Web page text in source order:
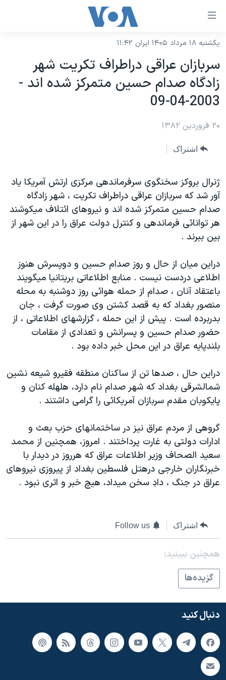
لینکهای
دسترسی
جهش
محتوای
اصلی
به
صفحه
به
جستجو
نسخه سبک وب‌سایت
موضوع ها
آمریکا
جهان
گزیده‌ها
ویژه برنامه‌ها
ویدیوها
فرهنگ و زندگی
اقتصادی
علم و فناوری
اسرائیل در جنگ
گالری عکس
آرشیو پخش زنده
برنامه های تلویزیونی
جدول برنامه ها
صفحه‌های ویژه
عملیات خشم حماسی
۲۵۰سالگی آمریکا
بایگانی برنامه‌های تلویزیونی
مستندها
حمله جمهوری اسلامی به اسرائیل
رمز مهسا
ورزش زنان در ایران
اعتراضات زن، زندگی، آزادی
مجموعه مستندهای دادخواهی
دادگاه حمید نوری
چهل سال گروگان‌گیری
اعتراضات مردمی آبان ۹۸
اسرائیل در جنگ
نرگس محمدی برنده جایزه نوبل صلح
سفر پرزیدنت ترامپ به چین
پخش رادیویی
یادگیری زبان انگلیسی
دنبال کنید
زبانهای مختلف
یکشنبه ۱۸ مرداد ۱۴۰۵ ایران ۱۱:۴۲
سربازان عراقی دراطراف تکريت شهر
زادگاه صدام حسين متمرکز شده اند -
2003-04-09
۲۰ فروردین ۱۳۸۲
اشتراک
ژنرال بروکز سخنگوی سرفرماندهی مرکزی ارتش آمريکا ياد
آور شد که سربازان عراقی دراطراف تکريت ، شهر زادگاه
صدام حسين متمرکز شده اند و نيروهای ائتلاف ميکوشند
هر توانائی فرماندهی و کنترل دولت عراق را در اين شهر از
بين ببرند .
دراين ميان از حال و روز صدام حسين و دوپسرش هنوز
اطلاعی دردست نيست . منابع اطلاعاتی بريتانيا ميگويند
باعتقاد آنان ، صدام از حمله هوائی روز دوشنبه به محله
منصور بغداد که به قصد کشتن وی صورت گرفت ، جان
بدربرده است . پيش از اين حمله ، گزارشهای اطلاعاتی ، از
حضور صدام حسين و پسرانش و تعدادی از مقامات
بلندپايه عراق در اين محل خبر داده بود .
دراين حال ، صدها تن از ساکنان منطقه فقيرو شيعه نشين
شمالشرقی بغداد که شهر صدام نام دارد، هلهله کنان و
پايکوبان مقدم سربازان آمريکائی را گرامی داشتند .
گروهی از مردم عراق نيز در ساختمانهای حزب بعث و
ادارات دولتی به غارت پرداختند . امروز، همچنين از محمد
سعيد الصحاف وزير اطلاعات عراق که هرروز در ديدار با
خبرنگاران خارجی درهتل فلسطين بغداد از پيروزی نيروهای
عراق در جنگ ، دادِ سخن ميداد، هيچ خبر و اثری نبود .
اشتراک Follow us
همچنبن ببینید:
گزيده‌ها
دنبال کنید